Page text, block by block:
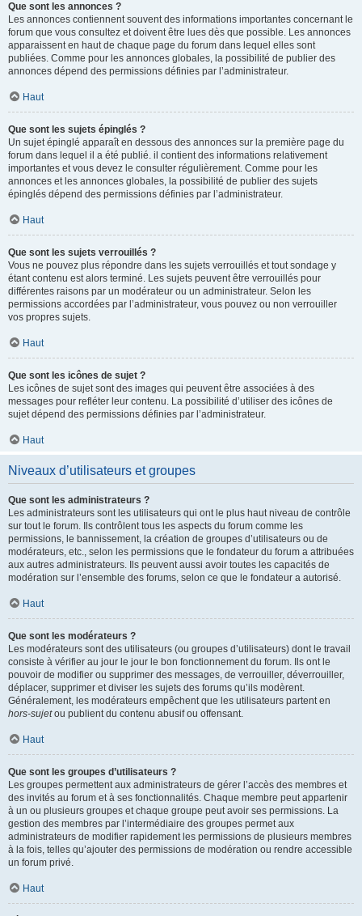
Que sont les annonces ?
Les annonces contiennent souvent des informations importantes concernant le
forum que vous consultez et doivent être lues dès que possible. Les annonces
apparaissent en haut de chaque page du forum dans lequel elles sont
publiées. Comme pour les annonces globales, la possibilité de publier des
annonces dépend des permissions définies par l’administrateur.
Haut
Que sont les sujets épinglés ?
Un sujet épinglé apparaît en dessous des annonces sur la première page du
forum dans lequel il a été publié. il contient des informations relativement
importantes et vous devez le consulter régulièrement. Comme pour les
annonces et les annonces globales, la possibilité de publier des sujets
épinglés dépend des permissions définies par l’administrateur.
Haut
Que sont les sujets verrouillés ?
Vous ne pouvez plus répondre dans les sujets verrouillés et tout sondage y
étant contenu est alors terminé. Les sujets peuvent être verrouillés pour
différentes raisons par un modérateur ou un administrateur. Selon les
permissions accordées par l’administrateur, vous pouvez ou non verrouiller
vos propres sujets.
Haut
Que sont les icônes de sujet ?
Les icônes de sujet sont des images qui peuvent être associées à des
messages pour refléter leur contenu. La possibilité d’utiliser des icônes de
sujet dépend des permissions définies par l’administrateur.
Haut
Niveaux d’utilisateurs et groupes
Que sont les administrateurs ?
Les administrateurs sont les utilisateurs qui ont le plus haut niveau de contrôle
sur tout le forum. Ils contrôlent tous les aspects du forum comme les
permissions, le bannissement, la création de groupes d’utilisateurs ou de
modérateurs, etc., selon les permissions que le fondateur du forum a attribuées
aux autres administrateurs. Ils peuvent aussi avoir toutes les capacités de
modération sur l’ensemble des forums, selon ce que le fondateur a autorisé.
Haut
Que sont les modérateurs ?
Les modérateurs sont des utilisateurs (ou groupes d’utilisateurs) dont le travail
consiste à vérifier au jour le jour le bon fonctionnement du forum. Ils ont le
pouvoir de modifier ou supprimer des messages, de verrouiller, déverrouiller,
déplacer, supprimer et diviser les sujets des forums qu’ils modèrent.
Généralement, les modérateurs empêchent que les utilisateurs partent en
hors-sujetou publient du contenu abusif ou offensant.
Haut
Que sont les groupes d’utilisateurs ?
Les groupes permettent aux administrateurs de gérer l’accès des membres et
des invités au forum et à ses fonctionnalités. Chaque membre peut appartenir
à un ou plusieurs groupes et chaque groupe peut avoir ses permissions. La
gestion des membres par l’intermédiaire des groupes permet aux
administrateurs de modifier rapidement les permissions de plusieurs membres
à la fois, telles qu’ajouter des permissions de modération ou rendre accessible
un forum privé.
Haut